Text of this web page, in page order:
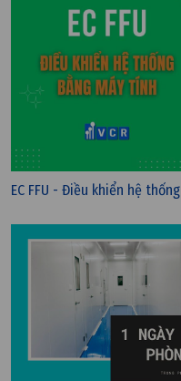
Thứ hai, 20/04/2026 | 10:58
EC FFU - Điều khiển hệ